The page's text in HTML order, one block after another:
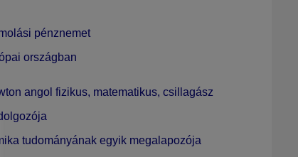
pénznemet
országban
angol fizikus, matematikus, csillagász
tudományának egyik megalapozója